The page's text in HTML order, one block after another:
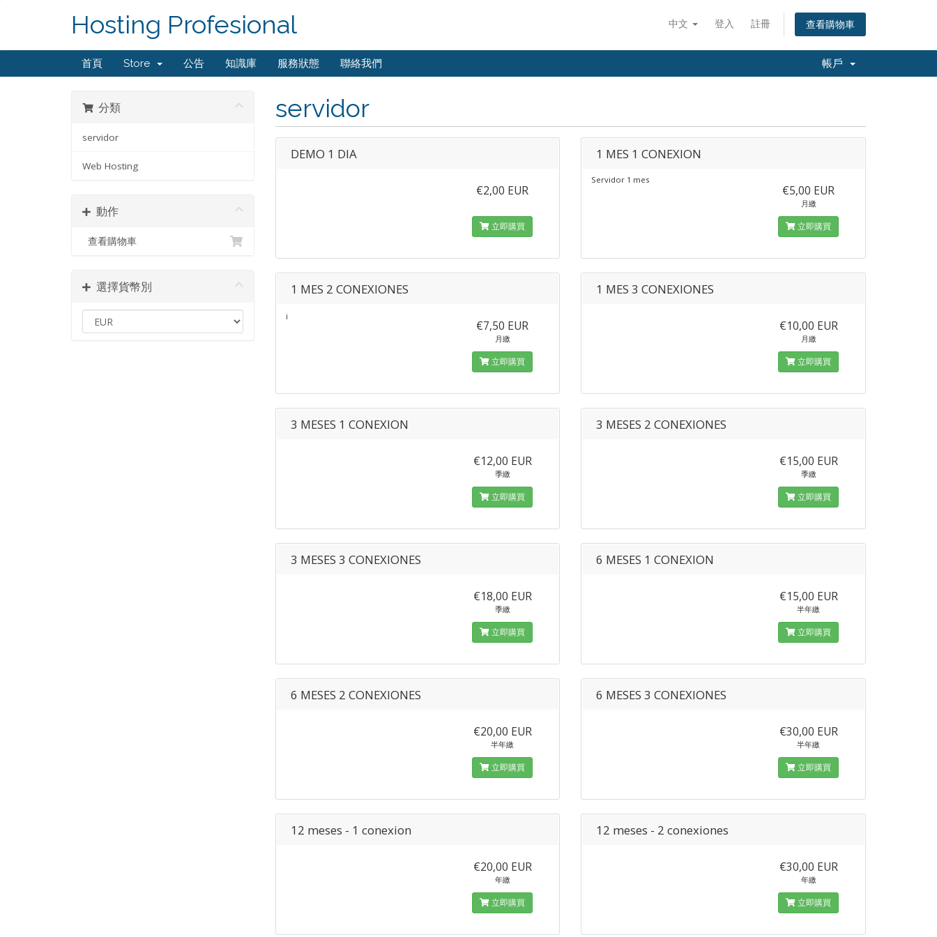
中文 登入 註冊 查看購物車
Hosting Profesional
首頁 Store 公告 知識庫 服務狀態 聯絡我們 帳戶
分類
servidor
Web Hosting
動作
查看購物車
選擇貨幣別
servidor
DEMO 1 DIA
€2,00 EUR
立即購買
1 MES 1 CONEXION
Servidor 1 mes
€5,00 EUR
月繳
立即購買
1 MES 2 CONEXIONES
¡
€7,50 EUR
月繳
立即購買
1 MES 3 CONEXIONES
€10,00 EUR
月繳
立即購買
3 MESES 1 CONEXION
€12,00 EUR
季繳
立即購買
3 MESES 2 CONEXIONES
€15,00 EUR
季繳
立即購買
3 MESES 3 CONEXIONES
€18,00 EUR
季繳
立即購買
6 MESES 1 CONEXION
€15,00 EUR
半年繳
立即購買
6 MESES 2 CONEXIONES
€20,00 EUR
半年繳
立即購買
6 MESES 3 CONEXIONES
€30,00 EUR
半年繳
立即購買
12 meses - 1 conexion
€20,00 EUR
年繳
立即購買
12 meses - 2 conexiones
€30,00 EUR
年繳
立即購買